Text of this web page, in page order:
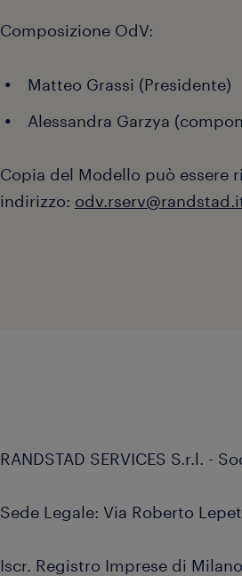
Composizione OdV:
Matteo Grassi (Presidente)
Alessandra Garzya
Copia del Modello può essere
indirizzo:
RANDSTAD SERVICES S.r.l. -
Sede Legale: Via Roberto
Iscr. Registro Imprese di